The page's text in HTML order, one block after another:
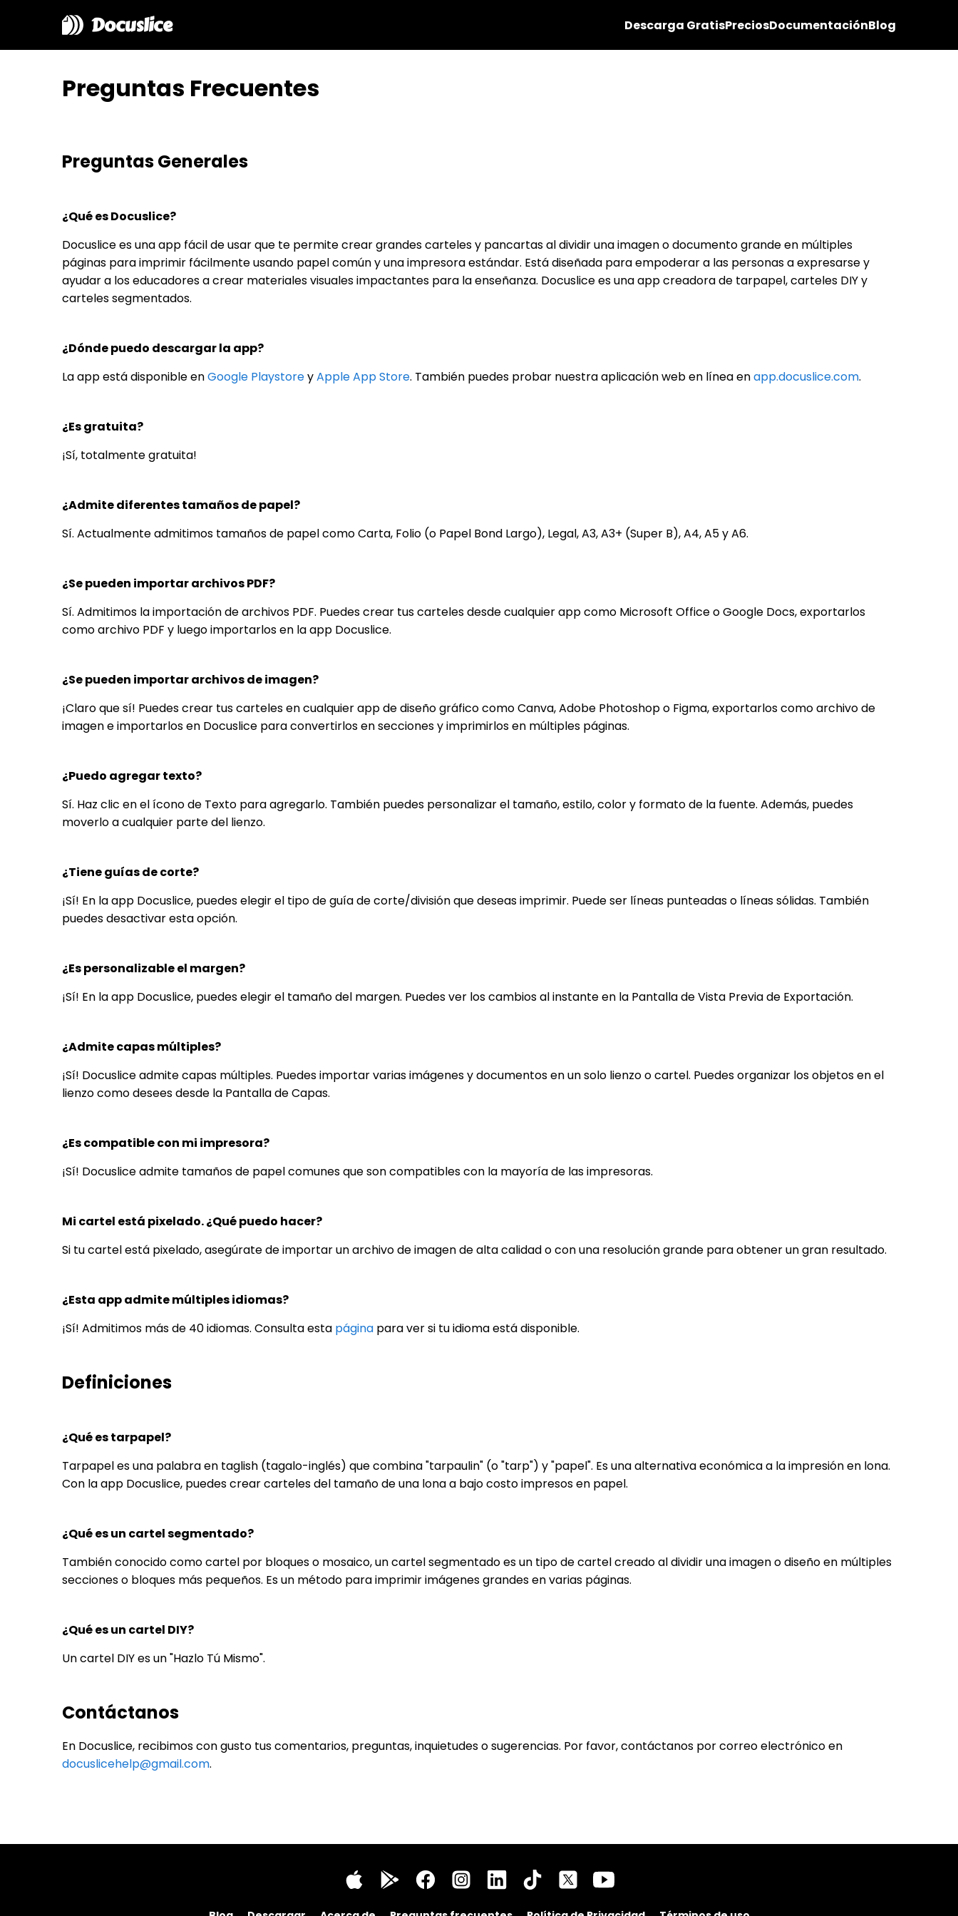
Docuslice Descarga GratisPreciosDocumentaciónBlog
Preguntas Frecuentes
Preguntas Generales
¿Qué es Docuslice?
Docuslice es una app fácil de usar que te permite crear grandes carteles y pancartas al dividir una imagen o documento grande en múltiples
páginas para imprimir fácilmente usando papel común y una impresora estándar. Está diseñada para empoderar a las personas a expresarse y
ayudar a los educadores a crear materiales visuales impactantes para la enseñanza. Docuslice es una app creadora de tarpapel, carteles DIY y
carteles segmentados.
¿Dónde puedo descargar la app?
La app está disponible enGoogle PlaystoreyApple App Store. También puedes probar nuestra aplicación web en línea enapp.docuslice.com.
¿Es gratuita?
¡Sí, totalmente gratuita!
¿Admite diferentes tamaños de papel?
Sí. Actualmente admitimos tamaños de papel como Carta, Folio (o Papel Bond Largo), Legal, A3, A3+ (Super B), A4, A5 y A6.
¿Se pueden importar archivos PDF?
Sí. Admitimos la importación de archivos PDF. Puedes crear tus carteles desde cualquier app como Microsoft Office o Google Docs, exportarlos
como archivo PDF y luego importarlos en la app Docuslice.
¿Se pueden importar archivos de imagen?
¡Claro que sí! Puedes crear tus carteles en cualquier app de diseño gráfico como Canva, Adobe Photoshop o Figma, exportarlos como archivo de
imagen e importarlos en Docuslice para convertirlos en secciones y imprimirlos en múltiples páginas.
¿Puedo agregar texto?
Sí. Haz clic en el ícono de Texto para agregarlo. También puedes personalizar el tamaño, estilo, color y formato de la fuente. Además, puedes
moverlo a cualquier parte del lienzo.
¿Tiene guías de corte?
¡Sí! En la app Docuslice, puedes elegir el tipo de guía de corte/división que deseas imprimir. Puede ser líneas punteadas o líneas sólidas. También
puedes desactivar esta opción.
¿Es personalizable el margen?
¡Sí! En la app Docuslice, puedes elegir el tamaño del margen. Puedes ver los cambios al instante en la Pantalla de Vista Previa de Exportación.
¿Admite capas múltiples?
¡Sí! Docuslice admite capas múltiples. Puedes importar varias imágenes y documentos en un solo lienzo o cartel. Puedes organizar los objetos en el
lienzo como desees desde la Pantalla de Capas.
¿Es compatible con mi impresora?
¡Sí! Docuslice admite tamaños de papel comunes que son compatibles con la mayoría de las impresoras.
Mi cartel está pixelado. ¿Qué puedo hacer?
Si tu cartel está pixelado, asegúrate de importar un archivo de imagen de alta calidad o con una resolución grande para obtener un gran resultado.
¿Esta app admite múltiples idiomas?
¡Sí! Admitimos más de 40 idiomas. Consulta esta página para ver si tu idioma está disponible.
Definiciones
¿Qué es tarpapel?
Tarpapel es una palabra en taglish (tagalo-inglés) que combina "tarpaulin" (o "tarp") y "papel". Es una alternativa económica a la impresión en lona.
Con la app Docuslice, puedes crear carteles del tamaño de una lona a bajo costo impresos en papel.
¿Qué es un cartel segmentado?
También conocido como cartel por bloques o mosaico, un cartel segmentado es un tipo de cartel creado al dividir una imagen o diseño en múltiples
secciones o bloques más pequeños. Es un método para imprimir imágenes grandes en varias páginas.
¿Qué es un cartel DIY?
Un cartel DIY es un "Hazlo Tú Mismo".
Contáctanos
En Docuslice, recibimos con gusto tus comentarios, preguntas, inquietudes o sugerencias. Por favor, contáctanos por correo electrónico en
docuslicehelp@gmail.com.